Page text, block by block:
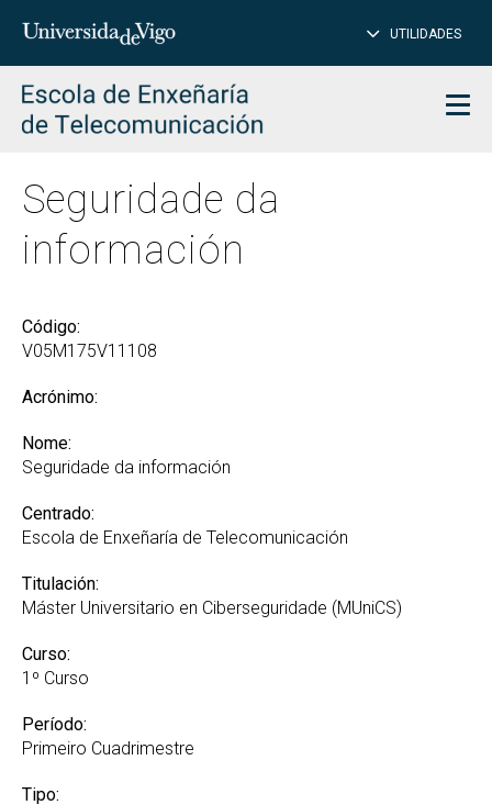
Introduce
para
buscar
UTILIDADES
Seguridade da
información
Código:
V05M175V11108
Acrónimo:
Nome:
Seguridade da información
Centrado:
Escola de Enxeñaría de Telecomunicación
Titulación:
Máster Universitario en Ciberseguridade (MUniCS)
Curso:
1º Curso
Período:
Primeiro Cuadrimestre
Tipo: